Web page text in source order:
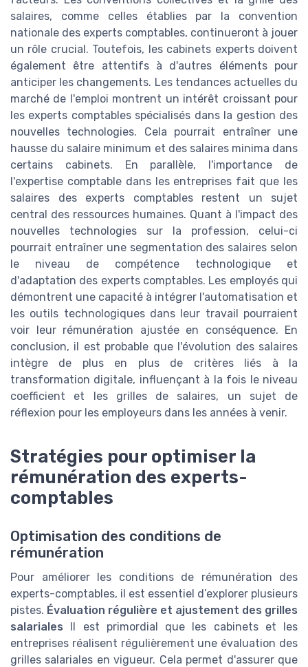
salaires, comme celles établies par la convention
nationale des experts comptables, continueront à jouer
un rôle crucial. Toutefois, les cabinets experts doivent
également être attentifs à d'autres éléments pour
anticiper les changements. Les tendances actuelles du
marché de l'emploi montrent un intérêt croissant pour
les experts comptables spécialisés dans la gestion des
nouvelles technologies. Cela pourrait entraîner une
hausse du salaire minimum et des salaires minima dans
certains cabinets. En parallèle, l'importance de
l'expertise comptable dans les entreprises fait que les
salaires des experts comptables restent un sujet
central des ressources humaines. Quant à l'impact des
nouvelles technologies sur la profession, celui-ci
pourrait entraîner une segmentation des salaires selon
le niveau de compétence technologique et
d'adaptation des experts comptables. Les employés qui
démontrent une capacité à intégrer l'automatisation et
les outils technologiques dans leur travail pourraient
voir leur rémunération ajustée en conséquence. En
conclusion, il est probable que l'évolution des salaires
intègre de plus en plus de critères liés à la
transformation digitale, influençant à la fois le niveau
coefficient et les grilles de salaires, un sujet de
réflexion pour les employeurs dans les années à venir.
Stratégies pour optimiser la
rémunération des experts-
comptables
Optimisation des conditions de
rémunération
Pour améliorer les conditions de rémunération des
experts-comptables, il est essentiel d’explorer plusieurs
pistes. Évaluation régulière et ajustement des grilles
salariales Il est primordial que les cabinets et les
entreprises réalisent régulièrement une évaluation des
grilles salariales en vigueur. Cela permet d'assurer que